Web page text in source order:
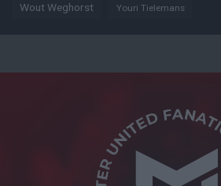
Wout Weghorst Youri Tielemans